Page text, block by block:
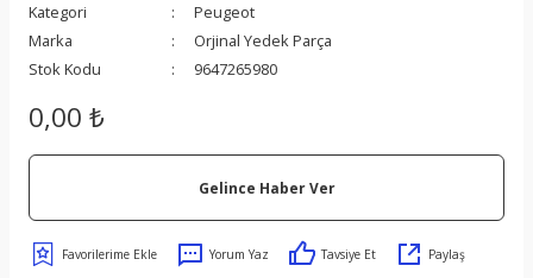
Kategori
Peugeot
Marka
Orjinal Yedek Parça
Stok Kodu
9647265980
0,00 ₺
Gelince Haber Ver
Yorum Yaz Tavsiye Et Paylaş